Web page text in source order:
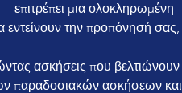
επιτρέπει μια ολοκληρωμένη
εντείνουν την προπόνησή σας,
παραδοσιακών ασκήσεων και